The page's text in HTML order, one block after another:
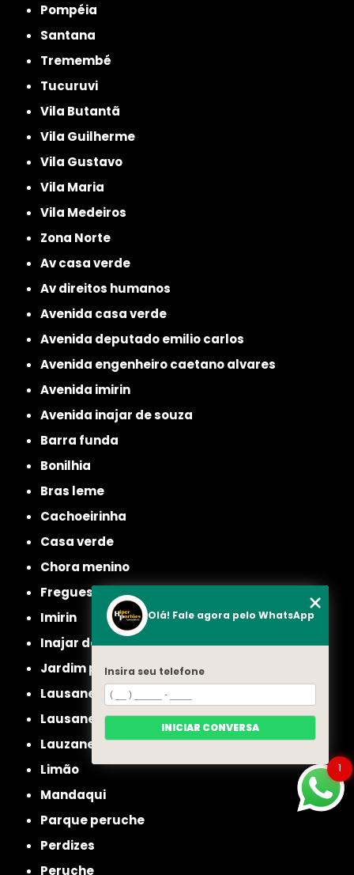
Pompéia
Santana
Tremembé
Tucuruvi
Vila Butantã
Vila Guilherme
Vila Gustavo
Vila Maria
Vila Medeiros
Zona Norte
av casa verde
av direitos humanos
avenida casa verde
avenida deputado emilio carlos
avenida engenheiro caetano alvares
avenida imirin
avenida inajar de souza
barra funda
bonilhia
bras leme
cachoeirinha
casa verde
chora menino
freguesia do ó
imirin
inajar de souza
jardim picolo
lausane
lausane paulista
lauzane
limão
mandaqui
parque peruche
perdizes
peruche
1
Olá! Fale agora pelo WhatsApp
Insira seu telefone
INICIAR CONVERSA